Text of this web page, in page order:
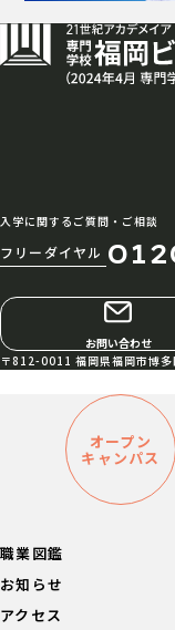
入学に関するご質問・ご相談
フリーダイヤル
お問い合わせ
〒812-0011 福岡県福岡市博
オープン
キャンパス
職業図鑑
お知らせ
アクセス